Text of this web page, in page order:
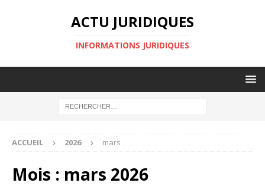
ACTU JURIDIQUES
INFORMATIONS JURIDIQUES
ACCUEIL 2026 mars
Mois : mars 2026